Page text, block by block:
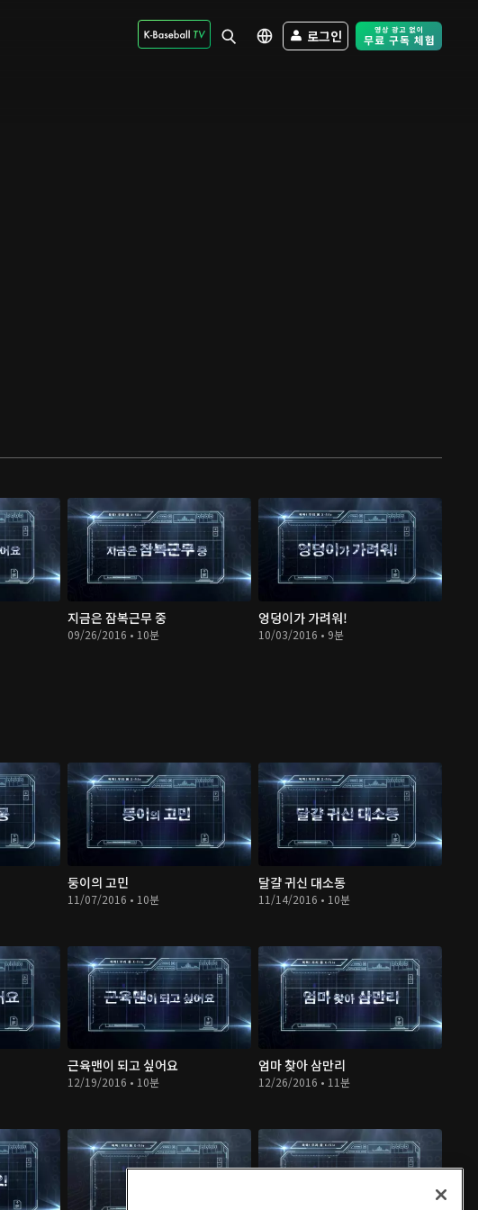
로그인 Free Trial -
지금은 잠복근무 중
09/26/2016 • 10분
엉덩이가 가려워!
10/03/2016 • 9분
둥이의 고민
11/07/2016 • 10분
달걀 귀신 대소동
11/14/2016 • 10분
근육맨이 되고 싶어요
12/19/2016 • 10분
엄마 찾아 삼만리
12/26/2016 • 11분